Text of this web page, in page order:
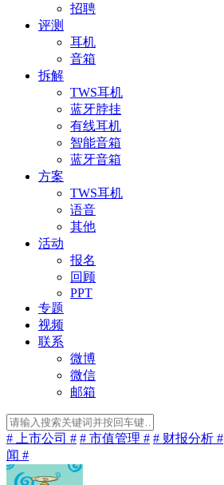
招聘
评测
耳机
音箱
拆解
TWS耳机
蓝牙脖挂
有线耳机
智能音箱
蓝牙音箱
方案
TWS耳机
语音
其他
活动
报名
回顾
PPT
专题
视频
联系
微博
微信
邮箱
# 上市公司 # # 市值管理 # # 财报分析 #
闻 #